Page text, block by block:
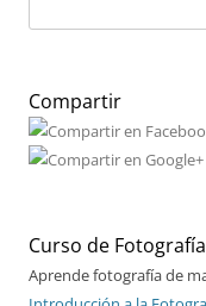
Compartir
Curso de Fotografía
Aprende fotografía de